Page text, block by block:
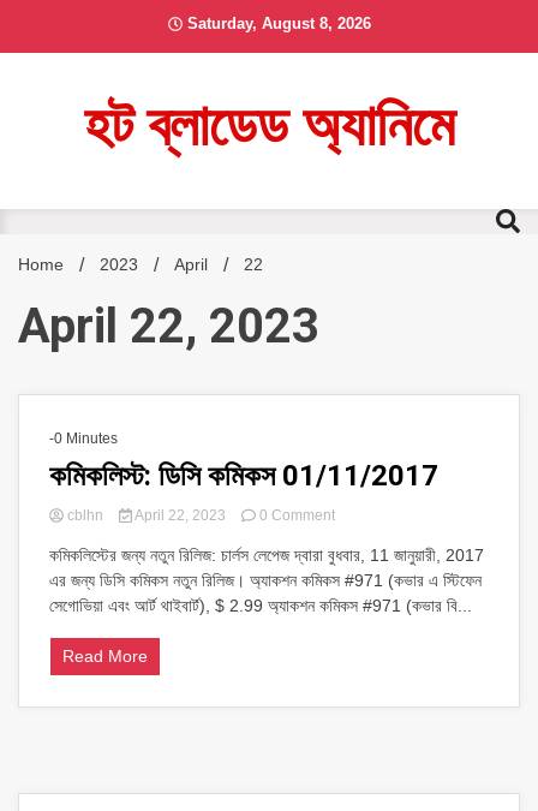
Saturday, August 8, 2026
হট ব্লাডেড অ্যানিমে
Home 2023 April 22
April 22, 2023
-0 Minutes
কমিকলিস্ট: ডিসি কমিকস 01/11/2017
cblhn April 22, 2023 0 Commenton
ডিসি
কমিকস
01/11/2017
কমিকলিস্টের জন্য নতুন রিলিজ: চার্লস লেপেজ দ্বারা বুধবার, 11 জানুয়ারী, 2017
এর জন্য ডিসি কমিকস নতুন রিলিজ। অ্যাকশন কমিকস #971 (কভার এ স্টিফেন
সেগোভিয়া এবং আর্ট থাইবার্ট), $ 2.99 অ্যাকশন কমিকস #971 (কভার বি...
Read More